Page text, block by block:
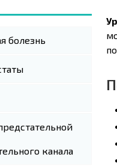
болезнь
канала